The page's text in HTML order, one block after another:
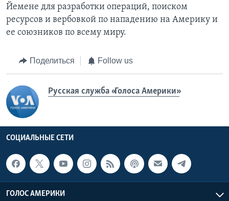
Йемене для разработки операций, поиском
ресурсов и вербовкой по нападению на Америку и
ее союзников по всему миру.
Поделиться Follow us
Русская служба «Голоса Америки»
СОЦИАЛЬНЫЕ СЕТИ
ГОЛОС АМЕРИКИ